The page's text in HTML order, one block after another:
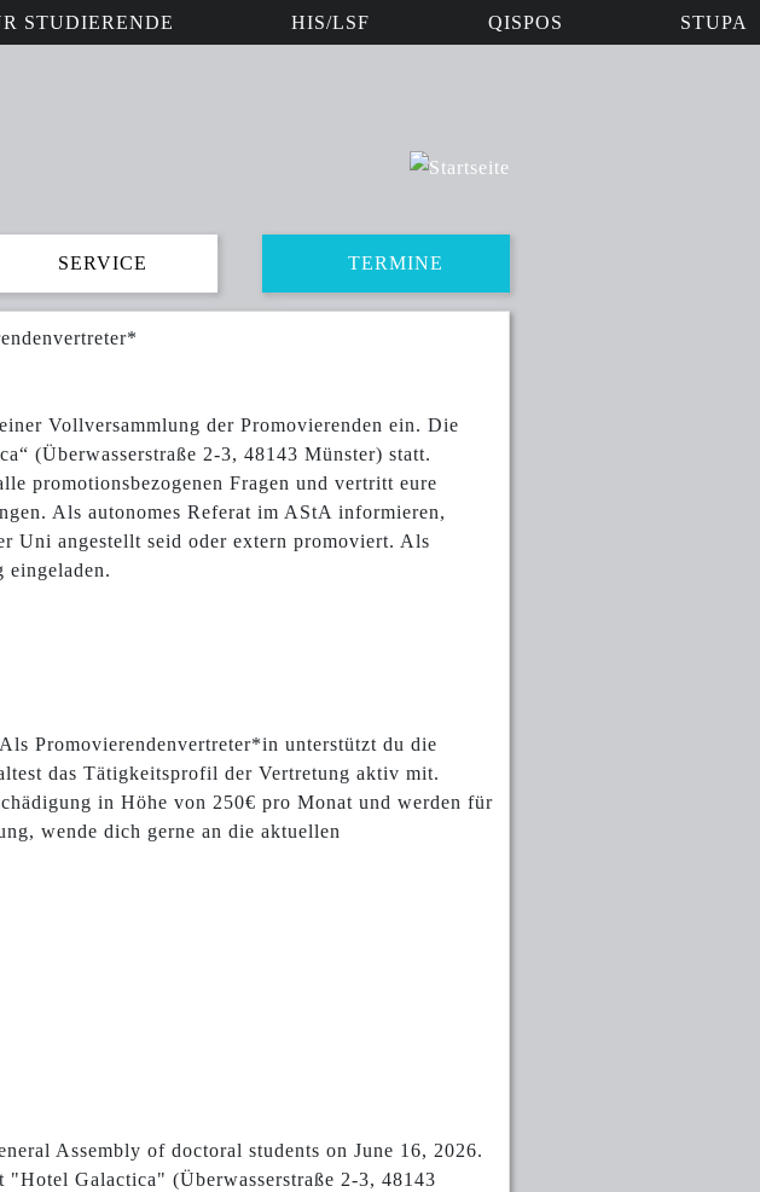
STUDIERENDE HIS/LSF QISPOS STUPA
SERVICE TERMINE
Vollversammlung der Promovierenden ein. Die
(Überwasserstraße 2-3, 48143 Münster) statt.
promotionsbezogenen Fragen und vertritt eure
Als autonomes Referat im AStA informieren,
Uni angestellt seid oder extern promoviert. Als
eingeladen.
Promovierendenvertreter*in unterstützt du die
das Tätigkeitsprofil der Vertretung aktiv mit.
in Höhe von 250€ pro Monat und werden für
wende dich gerne an die aktuellen
Assembly of doctoral students on June 16, 2026.
Galactica" (Überwasserstraße 2-3, 48143